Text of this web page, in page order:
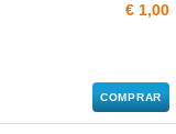
€ 1,00
COMPRAR